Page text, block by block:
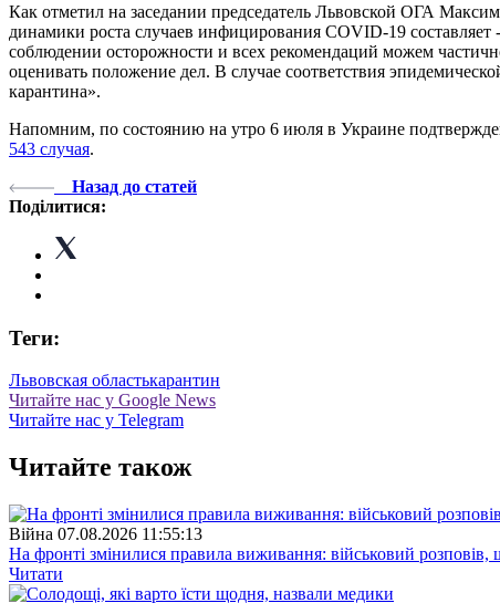
Как отметил на заседании председатель Львовской ОГА
динамики роста случаев инфицирования COVID-19
соблюдении осторожности и всех рекомендаций можем
оценивать положение дел. В случае соответствия
карантина».
Напомним, по состоянию на утро 6 июля в Украине
543 случая.
Назад до статей
Поділитися:
Теги:
Львовская областькарантин
Читайте нас у Google News
Читайте нас у Telegram
Читайте також
Війна 07.08.2026 11:55:13
На фронті змінилися правила виживання: військовий розповів,
Читати